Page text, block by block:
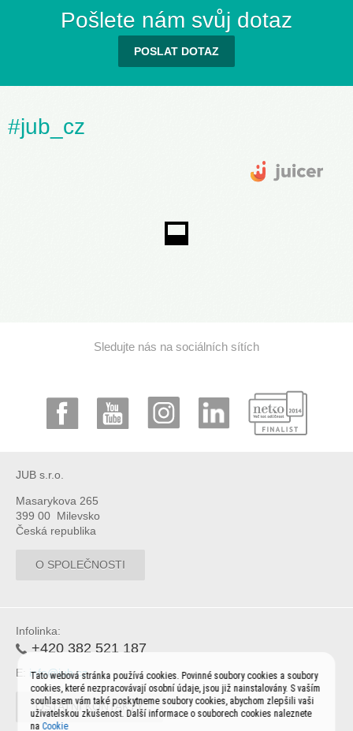
Pošlete nám svůj dotaz
POSLAT DOTAZ
#jub_cz
Sledujte nás na sociálních sítích
JUB s.r.o.
Masarykova 265
399 00 Milevsko
Česká republika
O SPOLEČNOSTI
Infolinka:
+420 382 521 187
E: info@jub.cz
OSTATNÍ KONTAKTY
Tato webová stránka používá cookies. Povinné soubory cookies a soubory
cookies, které nezpracovávají osobní údaje, jsou již nainstalovány. S vaším
souhlasem vám také poskytneme soubory cookies, abychom zlepšili vaši
uživatelskou zkušenost. Další informace o souborech cookies naleznete
na Cookie